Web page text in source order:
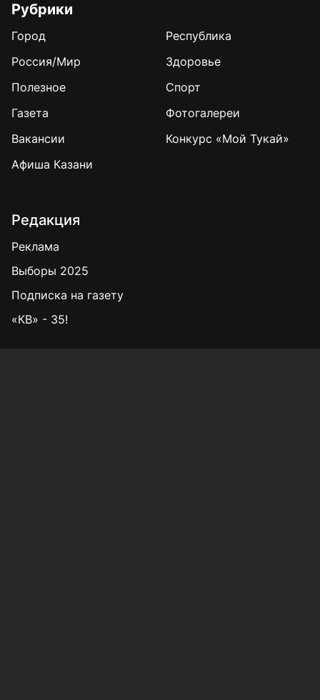
Рубрики
Город
Республика
Россия/Мир
Здоровье
Полезное
Спорт
Газета
Фотогалереи
Вакансии
Конкурс «Мой Тукай»
Афиша Казани
Редакция
Реклама
Выборы 2025
Подписка на газету
«КВ» - 35!